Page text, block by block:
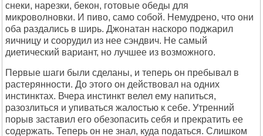
снеки, нарезки, бекон, готовые обеды для
микроволновки. И пиво, само собой. Немудрено, что они
оба раздались в ширь. Джонатан наскоро поджарил
яичницу и соорудил из нее сэндвич. Не самый
диетический вариант, но лучшее из возможного.
Первые шаги были сделаны, и теперь он пребывал в
растерянности. До этого он действовал на одних
инстинктах. Вчера инстинкт велел ему напиться,
разозлиться и упиваться жалостью к себе. Утренний
порыв заставил его обезопасить себя и прекратить ее
содержать. Теперь он не знал, куда податься. Слишком